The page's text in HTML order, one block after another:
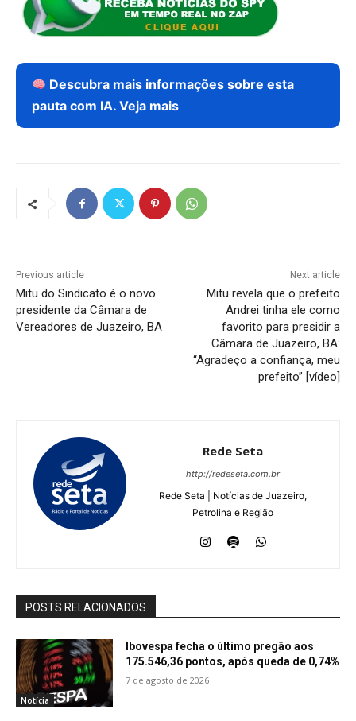
Descubra mais informações sobre esta
pauta com IA. Veja mais
Previous article
Mitu do Sindicato é o novo
presidente da Câmara de
Vereadores de Juazeiro, BA
Next article
Mitu revela que o prefeito
Andrei tinha ele como
favorito para presidir a
Câmara de Juazeiro, BA:
“Agradeço a confiança, meu
prefeito” [vídeo]
Rede Seta
http://redeseta.com.br
Rede Seta | Notícias de Juazeiro,
Petrolina e Região
POSTS RELACIONADOS
Notícia
Ibovespa fecha o último pregão aos
175.546,36 pontos, após queda de 0,74%
7 de agosto de 2026